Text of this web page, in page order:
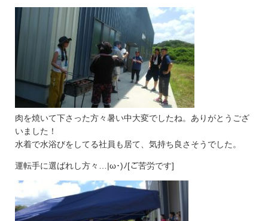
肉を焼いて下さった方々暑い中大変でしたね。ありがとうござ
いました！
水着で水浴びをしてる社員も居て、気持ち良さそうでした。
運転手に選ばれし方々…|ω･)ﾉ[ご苦労です]